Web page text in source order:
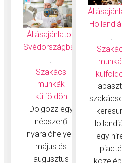
Állásajánlatok
Svédországban
,
Szakács
munkák
külföldön
Dolgozz egy
népszerű
nyaralóhelyen
május és
augusztus
,
egy